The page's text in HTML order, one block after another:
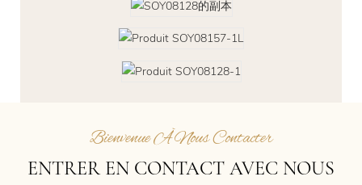
Bienvenue À Nous Contacter
ENTRER EN CONTACT AVEC NOUS